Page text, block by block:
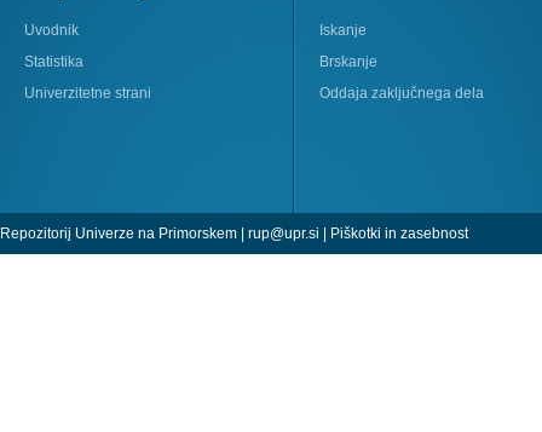
Uvodnik
Statistika
Univerzitetne strani
Iskanje
Brskanje
Oddaja zaključnega dela
Repozitorij Univerze na Primorskem | rup@upr.si | Piškotki in zasebnost